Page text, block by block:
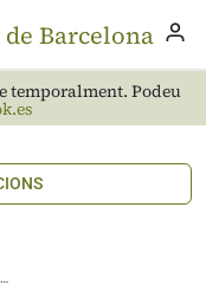
temporalment. Podeu